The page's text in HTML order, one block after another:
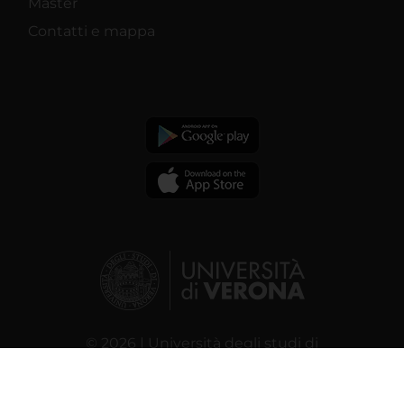
Contatti e mappa
© 2026 | Università degli studi di